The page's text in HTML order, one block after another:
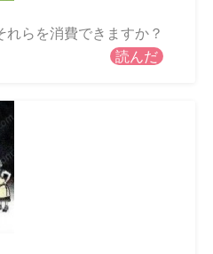
らを消費できますか？
読んだ